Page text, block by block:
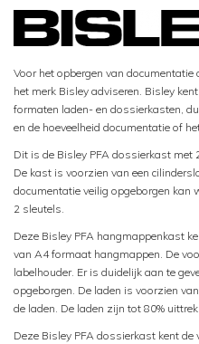
Voor het opbergen van
het merk Bisley adviseren. Bisley
formaten laden- en dossierkasten,
en de hoeveelheid documentatie of
Dit is de Bisley PFA dossierkast met
De kast is voorzien van een
documentatie veilig opgeborgen kan
2 sleutels.
Deze Bisley PFA hangmappenkast
van A4 formaat hangmappen. De
labelhouder. Er is duidelijk aan te
opgeborgen. De laden is voorzien
de laden. De laden zijn tot 80%
Deze Bisley PFA dossierkast kent